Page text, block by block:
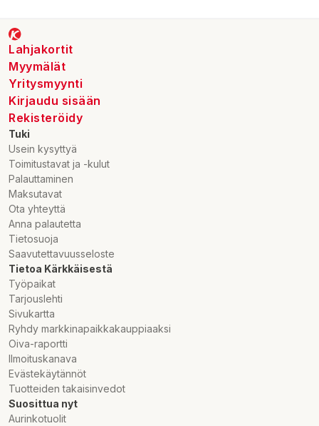
Importör/Marknadsförare:
Red Bull Finland Oy
Lahjakortit
Myymälät
Yritysmyynti
Kirjaudu sisään
Rekisteröidy
Tuki
Usein kysyttyä
Toimitustavat ja -kulut
Palauttaminen
Maksutavat
Ota yhteyttä
Anna palautetta
Tietosuoja
Saavutettavuusseloste
Tietoa Kärkkäisestä
Työpaikat
Tarjouslehti
Sivukartta
Ryhdy markkinapaikkakauppiaaksi
Oiva-raportti
Ilmoituskanava
Evästekäytännöt
Tuotteiden takaisinvedot
Suosittua nyt
Aurinkotuolit